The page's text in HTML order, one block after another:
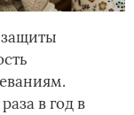
в год в